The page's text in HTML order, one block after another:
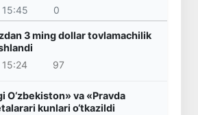
0
3 ming dollar tovlamachilik
97
O‘zbekiston» va «Pravda
kunlari o‘tkazildi